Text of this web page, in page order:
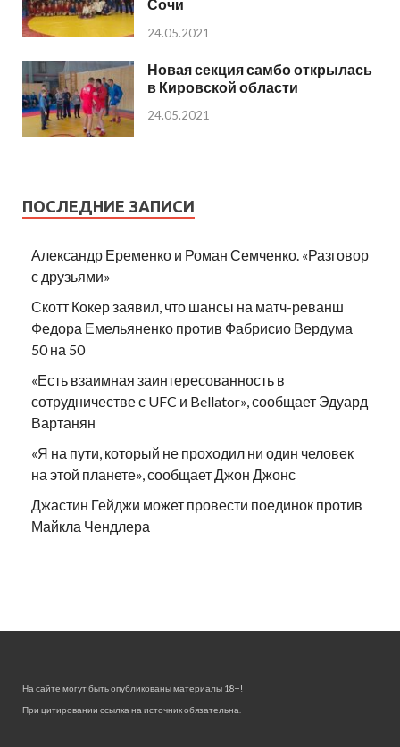
Сочи
24.05.2021
Новая секция самбо открылась
в Кировской области
24.05.2021
ПОСЛЕДНИЕ ЗАПИСИ
Александр Еременко и Роман Семченко. «Разговор
с друзьями»
Скотт Кокер заявил, что шансы на матч-реванш
Федора Емельяненко против Фабрисио Вердума
50 на 50
«Есть взаимная заинтересованность в
сотрудничестве с UFC и Bellator», сообщает Эдуард
Вартанян
«Я на пути, который не проходил ни один человек
на этой планете», сообщает Джон Джонс
Джастин Гейджи может провести поединок против
Майкла Чендлера
На сайте могут быть опубликованы материалы 18+!
При цитировании ссылка на источник обязательна.